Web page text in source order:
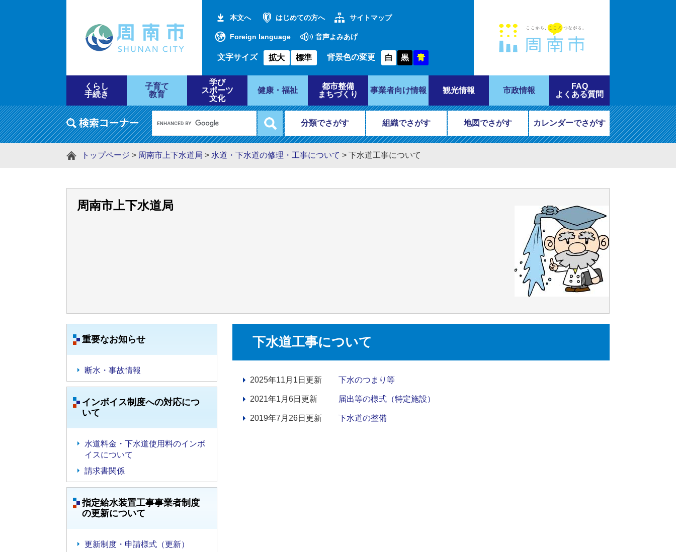
本文へ はじめての方へ サイトマップ
Foreign language 音声よみあげ
文字サイズ 拡大 標準 背景色の変更 白 黒 青
くらし
手続き
子育て
教育
学び
スポーツ
文化
健康・福祉
都市整備
まちづくり
事業者向け情報 観光情報 市政情報
FAQ
よくある質問
分類でさがす 組織でさがす 地図でさがす カレンダーでさがす
トップページ > 周南市上下水道局 > 水道・下水道の修理・工事について > 下水道工事について
周南市上下水道局
重要なお知らせ
断水・事故情報
インボイス制度への対応につ
いて
水道料金・下水道使用料のインボ
イスについて
請求書関係
指定給水装置工事事業者制度
の更新について
更新制度・申請様式（更新）
下水道工事について
2025年11月1日更新 下水のつまり等
2021年1月6日更新 届出等の様式（特定施設）
2019年7月26日更新 下水道の整備